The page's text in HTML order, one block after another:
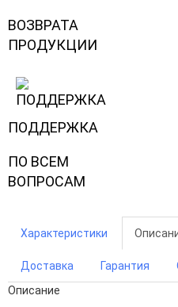
ВОЗВРАТА
ПРОДУКЦИИ
ПОДДЕРЖКА
ПО ВСЕМ
ВОПРОСАМ
Характеристики
Доставка Гарантия
Описание